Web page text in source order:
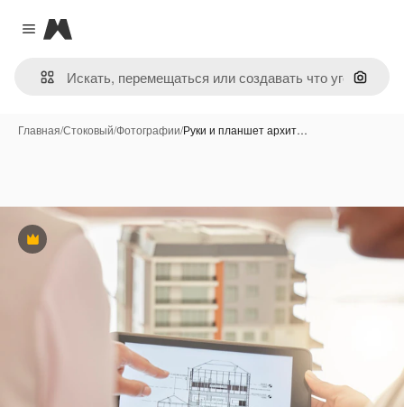
Close menu
Magnific
Поиск
Главная/Стоковый/Фотографии/Руки и планшет архит…
Премиум